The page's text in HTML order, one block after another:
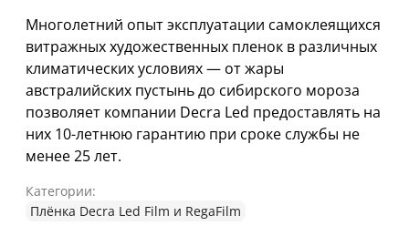
Многолетний опыт эксплуатации самоклеящихся
витражных художественных пленок в различных
климатических условиях — от жары
австралийских пустынь до сибирского мороза
позволяет компании Decra Led предоставлять на
них 10-летнюю гарантию при сроке службы не
менее 25 лет.
Категории:
Плёнка Decra Led Film и RegaFilm